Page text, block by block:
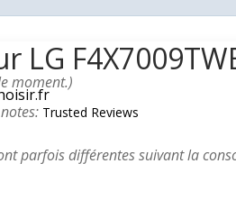
LG
moment.)
Trusted Reviews
parfois différentes suivant la